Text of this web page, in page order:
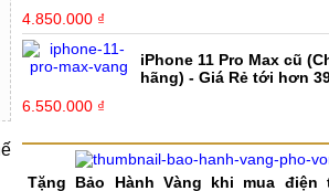
4.850.000 ₫
iPhone 11 Pro Max cũ
hãng) - Giá Rẻ tới hơn
6.550.000 ₫
Tặng Bảo Hành Vàng khi mua điện